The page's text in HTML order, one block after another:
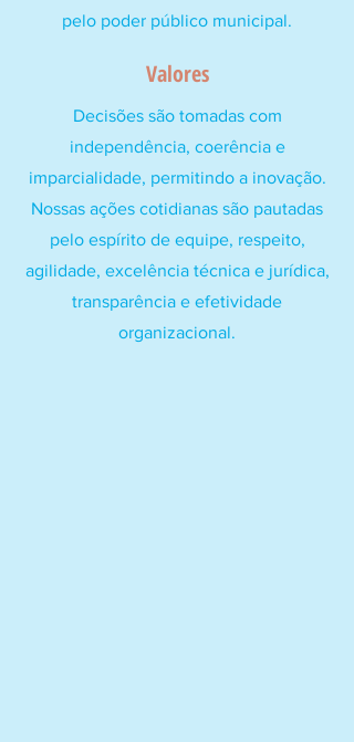
pelo poder público municipal.
Valores
Decisões são tomadas com
independência, coerência e
imparcialidade, permitindo a inovação.
Nossas ações cotidianas são pautadas
pelo espírito de equipe, respeito,
agilidade, excelência técnica e jurídica,
transparência e efetividade
organizacional.